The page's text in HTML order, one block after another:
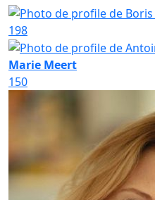
198
Marie Meert
150